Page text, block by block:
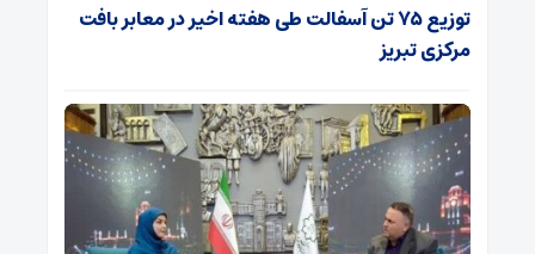
توزیع ۷۵ تن آسفالت طی هفته اخیر در معابر بافت
مرکزی تبریز